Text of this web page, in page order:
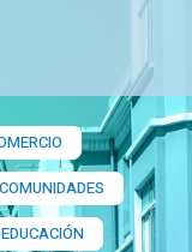
EDUCACIÓN